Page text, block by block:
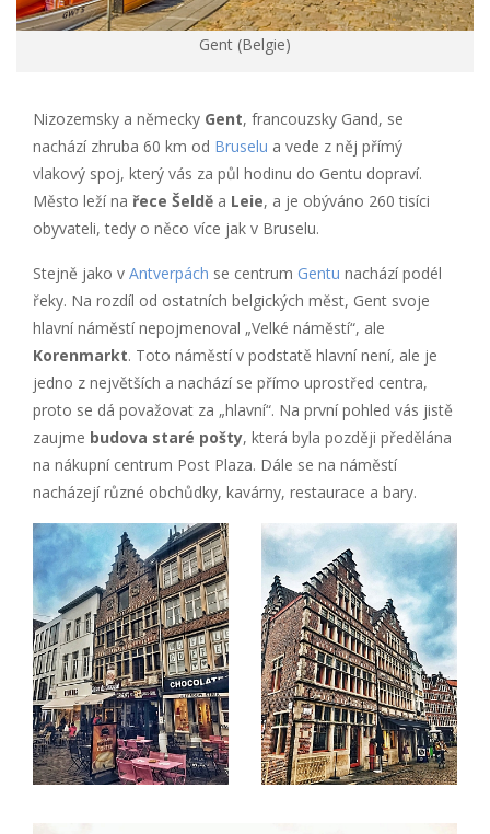
Gent (Belgie)
Nizozemsky a německy Gent, francouzsky Gand, se
nachází zhruba 60 km od Bruselu a vede z něj přímý
vlakový spoj, který vás za půl hodinu do Gentu dopraví.
Město leží na řece Šeldě a Leie, a je obýváno 260 tisíci
obyvateli, tedy o něco více jak v Bruselu.
Stejně jako v Antverpách se centrum Gentu nachází podél
řeky. Na rozdíl od ostatních belgických měst, Gent svoje
hlavní náměstí nepojmenoval „Velké náměstí“, ale
Korenmarkt. Toto náměstí v podstatě hlavní není, ale je
jedno z největších a nachází se přímo uprostřed centra,
proto se dá považovat za „hlavní“. Na první pohled vás jistě
zaujme budova staré pošty, která byla později předělána
na nákupní centrum Post Plaza. Dále se na náměstí
nacházejí různé obchůdky, kavárny, restaurace a bary.